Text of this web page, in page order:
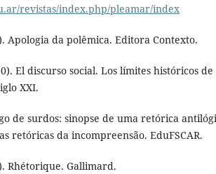
revistas/index.php/pleamar/index
Apologia da polêmica. Editora Contexto.
El discurso social. Los límites históricos
XXI.
de surdos: sinopse de uma retórica
retóricas da incompreensão. EduFSCAR.
Rhétorique. Gallimard.